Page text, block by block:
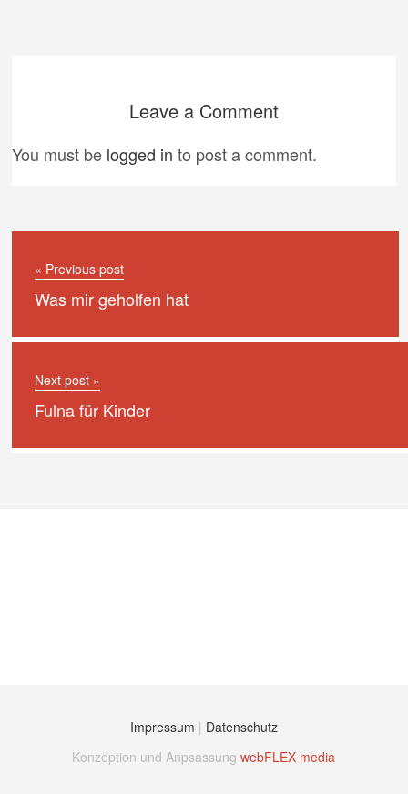
Leave a Comment
You must be logged in to post a comment.
« Previous post
Was mir geholfen hat
Next post »
Fulna für Kinder
Impressum | Datenschutz
Konzeption und AnpsassungwebFLEX media